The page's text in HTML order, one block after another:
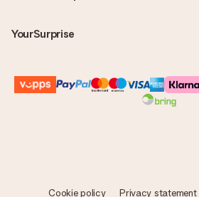
YourSurprise
Cookie policy Privacy statement